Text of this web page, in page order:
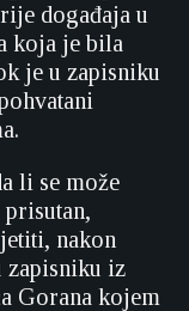
događaja u
koja je bila
je u zapisniku
li se može
nakon
zapisniku iz
Gorana kojem